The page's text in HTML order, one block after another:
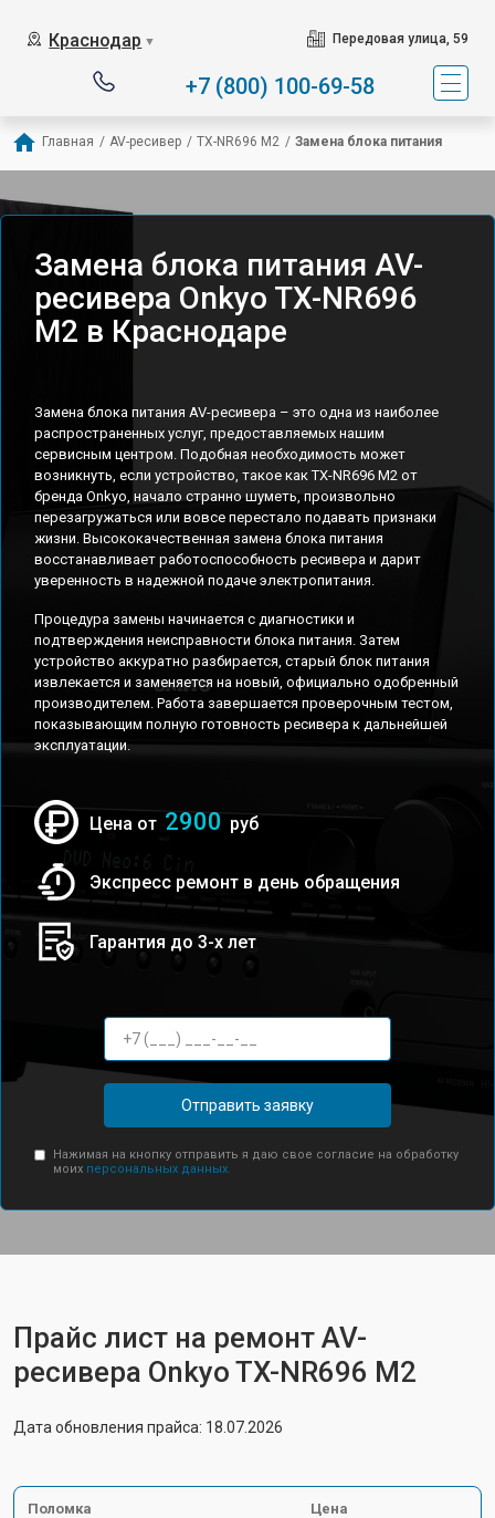
Краснодар ▼ Передовая улица, 59
+7 (800) 100-69-58
Главная / AV-ресивер / TX-NR696 M2 / Замена блока питания
Замена блока питания AV-
ресивера Onkyo TX-NR696
M2 в Краснодаре
Замена блока питания AV-ресивера – это одна из наиболее
распространенных услуг, предоставляемых нашим
сервисным центром. Подобная необходимость может
возникнуть, если устройство, такое как TX-NR696 M2 от
бренда Onkyo, начало странно шуметь, произвольно
перезагружаться или вовсе перестало подавать признаки
жизни. Высококачественная замена блока питания
восстанавливает работоспособность ресивера и дарит
уверенность в надежной подаче электропитания.
Процедура замены начинается с диагностики и
подтверждения неисправности блока питания. Затем
устройство аккуратно разбирается, старый блок питания
извлекается и заменяется на новый, официально одобренный
производителем. Работа завершается проверочным тестом,
показывающим полную готовность ресивера к дальнейшей
эксплуатации.
Цена от 2900 руб
Экспресс ремонт в день обращения
Гарантия до 3-х лет
Отправить заявку
Нажимая на кнопку отправить я даю свое согласие на обработку
моих персональных данных.
Прайс лист на ремонт AV-
ресивера Onkyo TX-NR696 M2
Дата обновления прайса: 18.07.2026
Поломка Цена